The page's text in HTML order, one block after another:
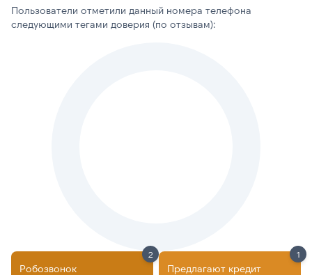
Пользователи отметили данный номера телефона
следующими тегами доверия (по отзывам):
Робозвонок
2
Предлагают кредит
1